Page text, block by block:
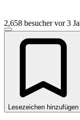
2,658 besucher vor 3
Lesezeichen hinzufügen